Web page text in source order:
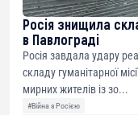
Росія знищила
в Павлограді
Росія завдала удару
складу гуманітарної
мирних жителів із зо...
#Війна з Росією